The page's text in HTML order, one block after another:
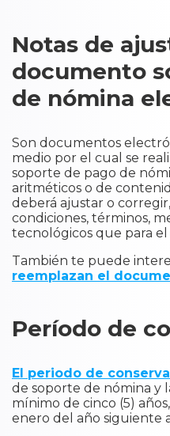
Notas de
documento
de nómina
Son documentos
medio por el cual se
soporte de pago de
aritméticos o de
deberá ajustar o
condiciones, términos,
tecnológicos que para
También te puede
reemplazan el
Período de
El periodo de
de soporte de nómina y
mínimo de cinco (5)
enero del año siguiente